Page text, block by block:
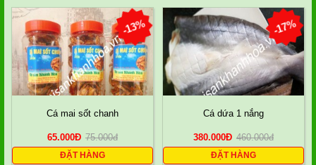
-13%
Cá mai sốt chanh
65.000Đ 75.000đ
ĐẶT HÀNG
-17%
Cá dứa 1 nắng
380.000Đ 460.000đ
ĐẶT HÀNG